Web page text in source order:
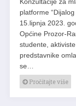
Konzultacije za
platforme
15.lipnja 2023.
Općine Prozor-
studente,
predstavnike
se…
Pročitajte više